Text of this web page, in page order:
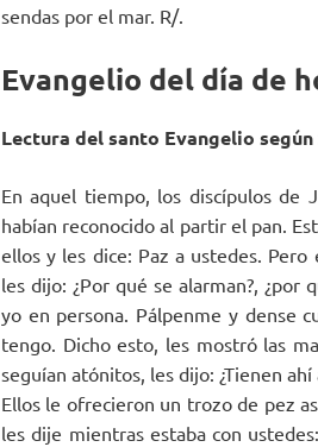
sendas por el mar. R/.
Evangelio del día de
Lectura del santo Evangelio según
En aquel tiempo, los discípulos de
habían reconocido al partir el pan.
ellos y les dice: Paz a ustedes.
les dijo: ¿Por qué se alarman?, ¿por
yo en persona. Pálpenme y dense
tengo. Dicho esto, les mostró las
seguían atónitos, les dijo: ¿Tienen ahí
Ellos le ofrecieron un trozo de pez
les dije mientras estaba con